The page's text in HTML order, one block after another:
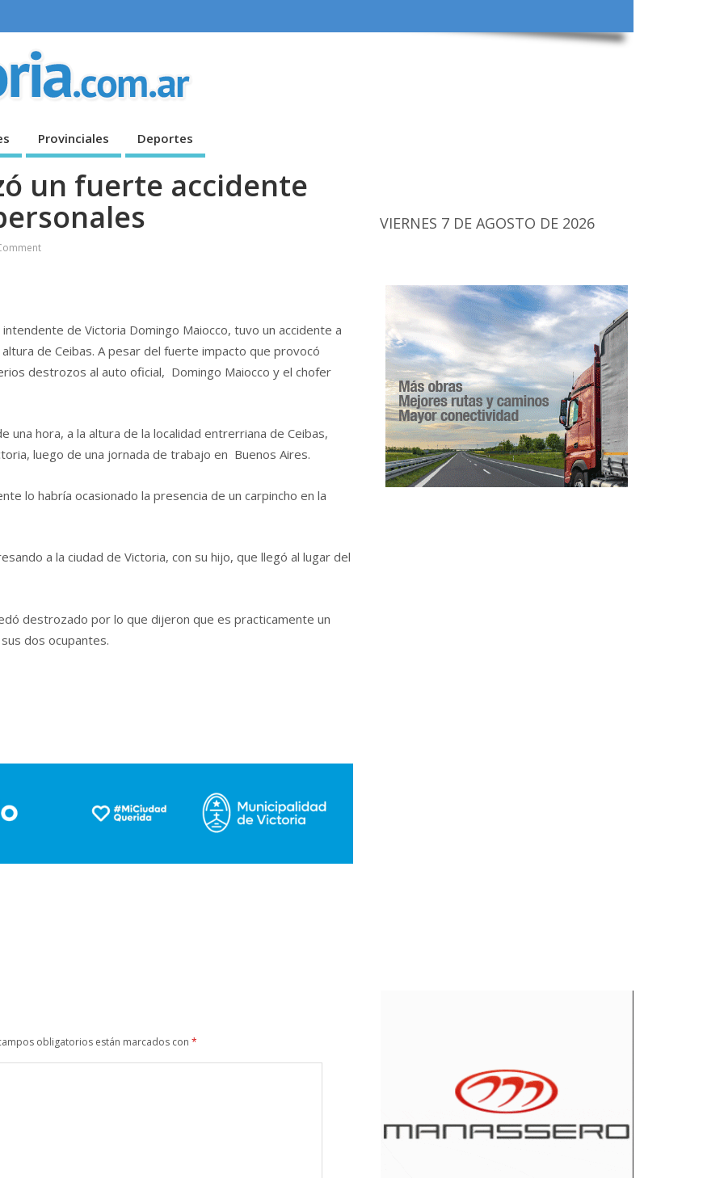
Provinciales Deportes
un fuerte accidente
intendente de Victoria Domingo Maiocco, tuvo un accidente a
altura de Ceibas. A pesar del fuerte impacto que provocó
destrozos al auto oficial, Domingo Maiocco y el chofer
hora, a la altura de la localidad entrerriana de Ceibas,
luego de una jornada de trabajo en Buenos Aires.
lo habría ocasionado la presencia de un carpincho en la
a la ciudad de Victoria, con su hijo, que llegó al lugar del
destrozado por lo que dijeron que es practicamente un
dos ocupantes.
obligatorios están marcados con *
VIERNES 7 DE AGOSTO DE 2026